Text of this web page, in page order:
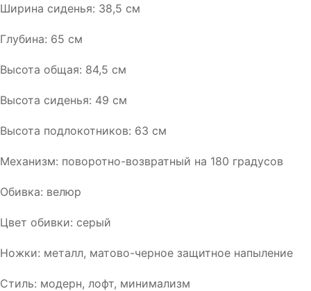
Ширина сиденья: 38,5 см
Глубина: 65 см
Высота общая: 84,5 см
Высота сиденья: 49 см
Высота подлокотников: 63 см
Механизм: поворотно-возвратный на 180 градусов
Обивка: велюр
Цвет обивки: серый
Ножки: металл, матово-черное защитное напыление
Стиль: модерн, лофт, минимализм